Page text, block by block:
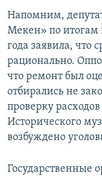
Напомним,
Мекен» по итогам
года заявила, что
рационально.
что ремонт был
отбирались не
проверку
Исторического
возбуждено
Государственные